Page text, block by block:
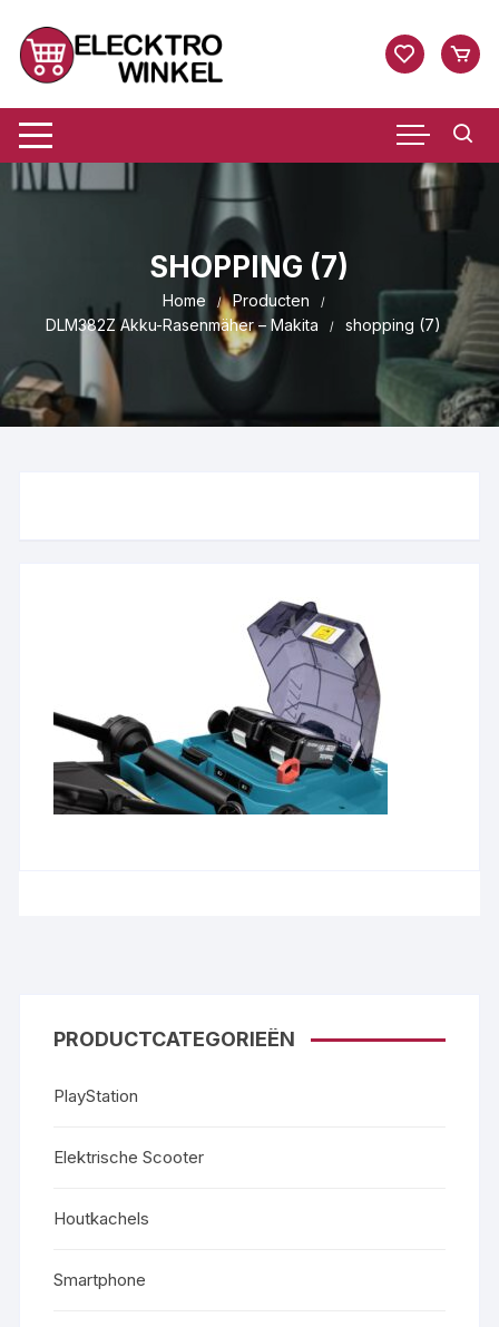
naar
inhoud
SHOPPING (7)
Home
Producten
DLM382Z Akku-Rasenmäher – Makita
shopping (7)
PRODUCTCATEGORIEËN
PlayStation
Elektrische Scooter
Houtkachels
Smartphone